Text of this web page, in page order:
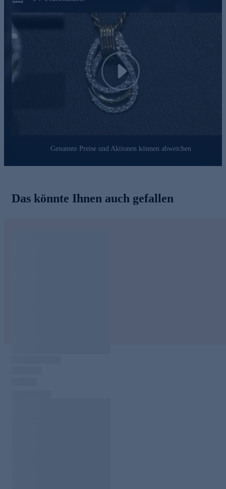
Aus diesem Grund werden unsere Schmuckwaren von unserer
Qualitätssicherung und seitens des Lieferanten strengsten
Prüfprozessen unterzogen. Unter anderem beinhalten unsere
Prüfprozesse Prüfungen auf Konformität mit den
Bestimmungen der Schweizer Edelmetallkontrollgesetzgebung.
Play
Genannte Preise und Aktionen können abweichen
Das könnte Ihnen auch gefallen